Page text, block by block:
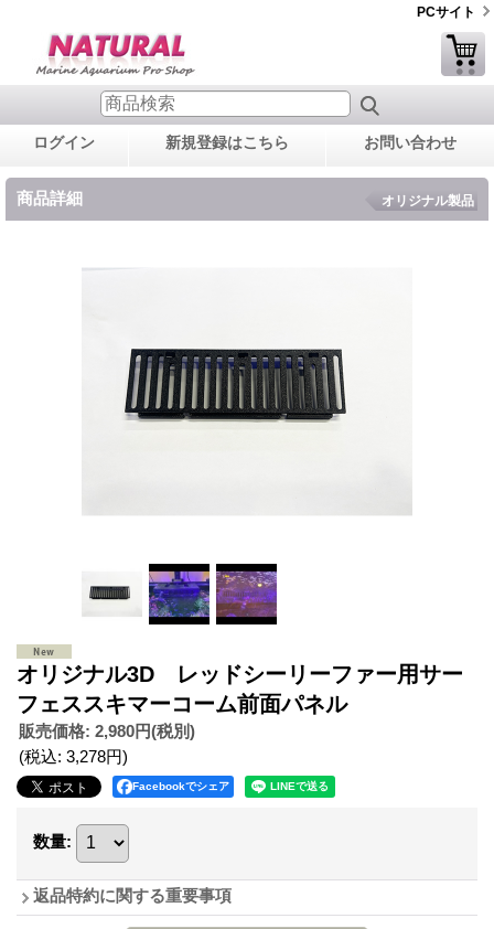
PCサイト
ログイン 新規登録はこちら お問い合わせ
商品詳細 オリジナル製品
オリジナル3D レッドシーリーファー用サー
フェススキマーコーム前面パネル
販売価格: 2,980円(税別)
(税込: 3,278円)
Facebookでシェア
数量:
返品特約に関する重要事項